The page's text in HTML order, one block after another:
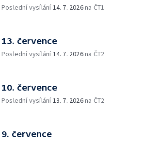
Poslední vysílání14. 7. 2026na ČT1
13. července
Poslední vysílání14. 7. 2026na ČT2
10. července
Poslední vysílání13. 7. 2026na ČT2
9. července